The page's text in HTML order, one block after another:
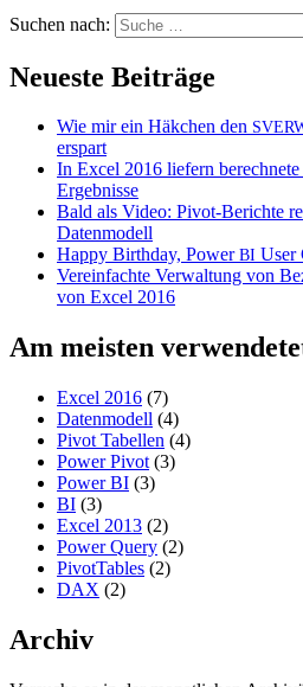
Suchen nach:
Neueste Beiträge
Wie mir ein Häkchen den
erspart
In Excel 2016 liefern
Ergebnisse
Bald als Video: Pivot-Berichte
Datenmodell
Happy Birthday, PowerBI User
Vereinfachte Verwaltung von
von Excel 2016
Am meisten
Excel 2016 (7)
Datenmodell (4)
Pivot Tabellen (4)
Power Pivot (3)
Power BI (3)
BI (3)
Excel 2013 (2)
Power Query (2)
PivotTables (2)
DAX (2)
Archiv